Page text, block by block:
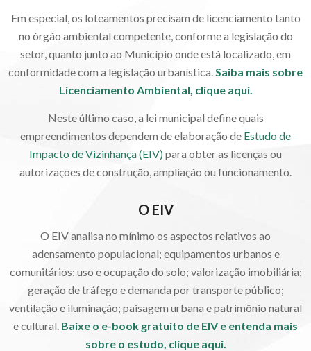
Em especial, os loteamentos precisam de licenciamento tanto
no órgão ambiental competente, conforme a legislação do
setor, quanto junto ao Município onde está localizado, em
conformidade com a legislação urbanística.Saiba mais sobre
Licenciamento Ambiental, clique aqui.
Neste último caso, a lei municipal define quais
empreendimentos dependem de elaboração de Estudo de
Impacto de Vizinhança (EIV)para obter as licenças ou
autorizações de construção, ampliação ou funcionamento.
O EIV
O EIV analisa no mínimo os aspectos relativos ao
adensamento populacional; equipamentos urbanos e
comunitários; uso e ocupação do solo; valorização imobiliária;
geração de tráfego e demanda por transporte público;
ventilação e iluminação; paisagem urbana e patrimônio natural
e cultural. Baixe o e-book gratuito de EIV e entenda mais
sobre o estudo, clique aqui.